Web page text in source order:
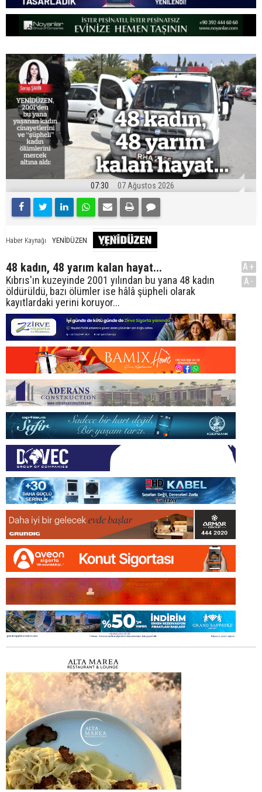
07:30 07 Ağustos 2026
Haber Kaynağı YENİDÜZEN
48 kadın, 48 yarım kalan hayat...
Kıbrıs'ın kuzeyinde 2001 yılından bu yana 48 kadın
öldürüldü, bazı ölümler ise hâlâ şüpheli olarak
kayıtlardaki yerini koruyor...
A+
A-